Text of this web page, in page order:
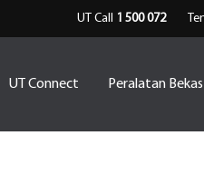
UT Call 1 500 072
UT Connect Peralatan